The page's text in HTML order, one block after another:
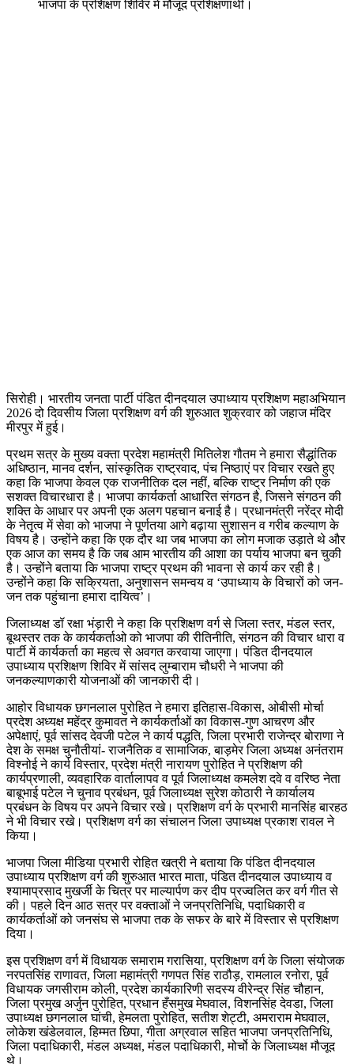
भाजपा के प्रशिक्षण शिविर में मौजूद प्रशिक्षणार्थी।
सिरोही। भारतीय जनता पार्टी पंडित दीनदयाल उपाध्याय प्रशिक्षण महाअभियान
2026 दो दिवसीय जिला प्रशिक्षण वर्ग की शुरुआत शुक्रवार को जहाज मंदिर
मीरपुर में हुई।
प्रथम सत्र के मुख्य वक्ता प्रदेश महामंत्री मितिलेश गौतम ने हमारा सैद्धांतिक
अधिष्ठान, मानव दर्शन, सांस्कृतिक राष्ट्रवाद, पंच निष्ठाएं पर विचार रखते हुए
कहा कि भाजपा केवल एक राजनीतिक दल नहीं, बल्कि राष्ट्र निर्माण की एक
सशक्त विचारधारा है। भाजपा कार्यकर्ता आधारित संगठन है, जिसने संगठन की
शक्ति के आधार पर अपनी एक अलग पहचान बनाई है। प्रधानमंत्री नरेंद्र मोदी
के नेतृत्व में सेवा को भाजपा ने पूर्णतया आगे बढ़ाया सुशासन व गरीब कल्याण के
विषय है। उन्होंने कहा कि एक दौर था जब भाजपा का लोग मजाक उड़ाते थे और
एक आज का समय है कि जब आम भारतीय की आशा का पर्याय भाजपा बन चुकी
है। उन्होंने बताया कि भाजपा राष्ट्र प्रथम की भावना से कार्य कर रही है।
उन्होंने कहा कि सक्रियता, अनुशासन समन्वय व ‘उपाध्याय के विचारों को जन-
जन तक पहुंचाना हमारा दायित्व’।
जिलाध्यक्ष डॉ रक्षा भंड़ारी ने कहा कि प्रशिक्षण वर्ग से जिला स्तर, मंडल स्तर,
बूथस्तर तक के कार्यकर्ताओ को भाजपा की रीतिनीति, संगठन की विचार धारा व
पार्टी में कार्यकर्ता का महत्व से अवगत करवाया जाएगा। पंडित दीनदयाल
उपाध्याय प्रशिक्षण शिविर में सांसद लुम्बाराम चौधरी ने भाजपा की
जनकल्याणकारी योजनाओं की जानकारी दी।
आहोर विधायक छगनलाल पुरोहित ने हमारा इतिहास-विकास, ओबीसी मोर्चा
प्रदेश अध्यक्ष महेंद्र कुमावत ने कार्यकर्ताओं का विकास-गुण आचरण और
अपेक्षाएं, पूर्व सांसद देवजी पटेल ने कार्य पद्धति, जिला प्रभारी राजेन्द्र बोराणा ने
देश के समक्ष चुनौतीयां- राजनैतिक व सामाजिक, बाड़मेर जिला अध्यक्ष अनंतराम
विश्नोई ने कार्य विस्तार, प्रदेश मंत्री नारायण पुरोहित ने प्रशिक्षण की
कार्यप्रणाली, व्यवहारिक वार्तालापव व पूर्व जिलाध्यक्ष कमलेश दवे व वरिष्ठ नेता
बाबूभाई पटेल ने चुनाव प्रबंधन, पूर्व जिलाध्यक्ष सुरेश कोठारी ने कार्यालय
प्रबंधन के विषय पर अपने विचार रखे। प्रशिक्षण वर्ग के प्रभारी मानसिंह बारहठ
ने भी विचार रखे। प्रशिक्षण वर्ग का संचालन जिला उपाध्यक्ष प्रकाश रावल ने
किया।
भाजपा जिला मीडिया प्रभारी रोहित खत्री ने बताया कि पंडित दीनदयाल
उपाध्याय प्रशिक्षण वर्ग की शुरुआत भारत माता, पंडित दीनदयाल उपाध्याय व
श्यामाप्रसाद मुखर्जी के चित्र पर माल्यार्पण कर दीप प्रज्वलित कर वर्ग गीत से
की। पहले दिन आठ सत्र पर वक्ताओं ने जनप्रतिनिधि, पदाधिकारी व
कार्यकर्ताओं को जनसंघ से भाजपा तक के सफर के बारे में विस्तार से प्रशिक्षण
दिया।
इस प्रशिक्षण वर्ग में विधायक समाराम गरासिया, प्रशिक्षण वर्ग के जिला संयोजक
नरपतसिंह राणावत, जिला महामंत्री गणपत सिंह राठौड़, रामलाल रनोरा, पूर्व
विधायक जगसीराम कोली, प्रदेश कार्यकारिणी सदस्य वीरेन्द्र सिंह चौहान,
जिला प्रमुख अर्जुन पुरोहित, प्रधान हँसमुख मेघवाल, विशनसिंह देवडा, जिला
उपाध्यक्ष छगनलाल घांची, हेमलता पुरोहित, सतीश शेट्टी, अमराराम मेघवाल,
लोकेश खंडेलवाल, हिम्मत छिपा, गीता अग्रवाल सहित भाजपा जनप्रतिनिधि,
जिला पदाधिकारी, मंडल अध्यक्ष, मंडल पदाधिकारी, मोर्चो के जिलाध्यक्ष मौजूद
थे।